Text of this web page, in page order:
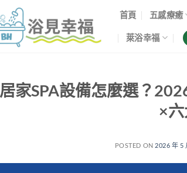
首頁 五感療癒
萊浴幸福
居家SPA設備怎麼選？
×
POSTED ON 2026 年 5